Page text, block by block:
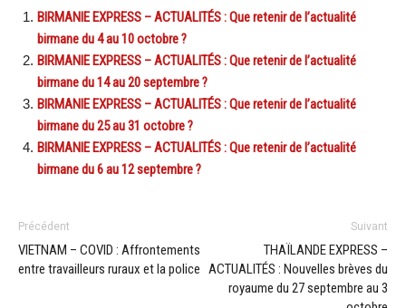
BIRMANIE EXPRESS – ACTUALITÉS : Que retenir de l’actualité
birmane du 4 au 10 octobre ?
BIRMANIE EXPRESS – ACTUALITÉS : Que retenir de l’actualité
birmane du 14 au 20 septembre ?
BIRMANIE EXPRESS – ACTUALITÉS : Que retenir de l’actualité
birmane du 25 au 31 octobre ?
BIRMANIE EXPRESS – ACTUALITÉS : Que retenir de l’actualité
birmane du 6 au 12 septembre ?
Précédent
VIETNAM – COVID : Affrontements
entre travailleurs ruraux et la police
Suivant
THAÏLANDE EXPRESS –
ACTUALITÉS : Nouvelles brèves du
royaume du 27 septembre au 3